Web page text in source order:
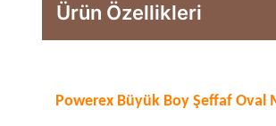
Ürün Özellikleri
Powerex Büyük Boy Şeffaf Oval